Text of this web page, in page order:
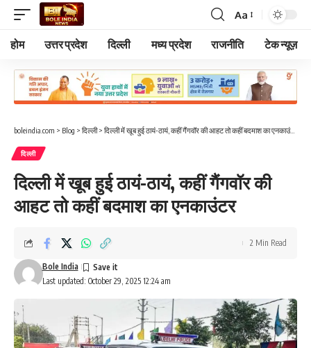
Font
Resizer
Aa
होम उत्तर प्रदेश दिल्ली मध्य प्रदेश राजनीति टेक न्यूज़
boleindia.com > Blog > दिल्ली> दिल्ली में खूब हुई ठायं-ठायं, कहीं गैंगवॉर की आहट तो कहीं बदमाश का एनकाउंटर
दिल्ली
दिल्ली में खूब हुई ठायं-ठायं, कहीं गैंगवॉर की
आहट तो कहीं बदमाश का एनकाउंटर
Last updated: October 29, 2025 12:24 am
Bole India
2 Min Read